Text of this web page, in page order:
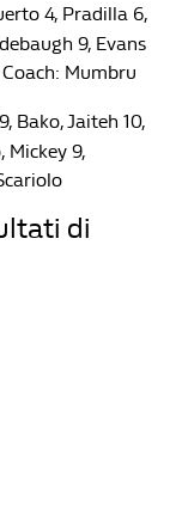
4, Pradilla 6,
9, Evans
Mumbru
Bako, Jaiteh 10,
Mickey 9,
di